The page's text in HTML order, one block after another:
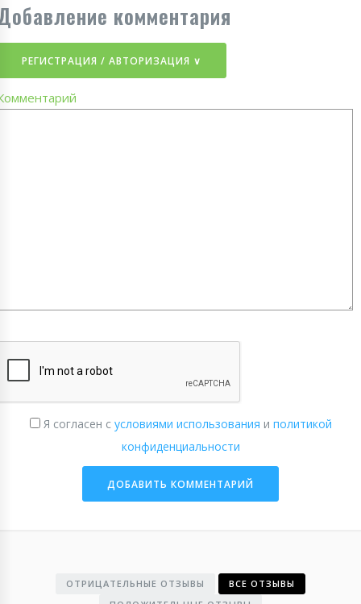
комментария
РЕГИСТРАЦИЯ / АВТОРИЗАЦИЯ ∨
Я согласен с условиями использования и политикой
конфиденциальности
ОТРИЦАТЕЛЬНЫЕ ОТЗЫВЫ
ВСЕ ОТЗЫВЫ